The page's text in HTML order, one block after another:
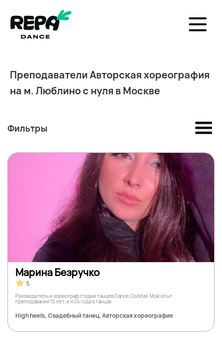
Преподаватели Авторская хореография
на м. Люблино с нуля в Москве
Фильтры
Марина Безручко
5
Руководитель и хореограф студии танцев Dance Cocktail. Мой опыт
преподавания 15 лет, и я 24 года в танцах
High heels, Свадебный танец, Авторская хореография